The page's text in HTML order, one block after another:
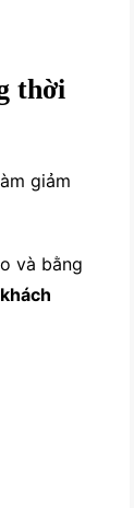
thời
giảm
và bằng
khách